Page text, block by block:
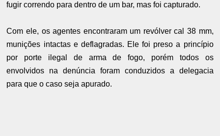
fugir correndo para dentro de um bar, mas foi capturado.
Com ele, os agentes encontraram um revólver cal 38 mm,
munições intactas e deflagradas. Ele foi preso a princípio
por porte ilegal de arma de fogo, porém todos os
envolvidos na denúncia foram conduzidos a delegacia
para que o caso seja apurado.